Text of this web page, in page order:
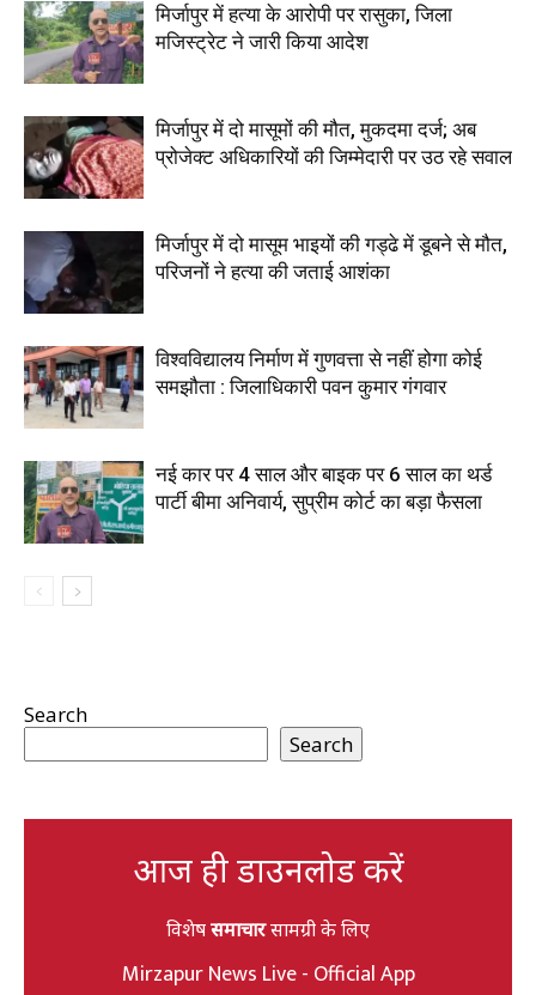
मिर्जापुर में हत्या के आरोपी पर रासुका, जिला
मजिस्ट्रेट ने जारी किया आदेश
मिर्जापुर में दो मासूमों की मौत, मुकदमा दर्ज; अब
प्रोजेक्ट अधिकारियों की जिम्मेदारी पर उठ रहे सवाल
मिर्जापुर में दो मासूम भाइयों की गड्ढे में डूबने से मौत,
परिजनों ने हत्या की जताई आशंका
विश्वविद्यालय निर्माण में गुणवत्ता से नहीं होगा कोई
समझौता : जिलाधिकारी पवन कुमार गंगवार
नई कार पर 4 साल और बाइक पर 6 साल का थर्ड
पार्टी बीमा अनिवार्य, सुप्रीम कोर्ट का बड़ा फैसला
Search
Search
आज ही डाउनलोड करें
विशेषसमाचारसामग्री के लिए
Mirzapur News Live - Official App